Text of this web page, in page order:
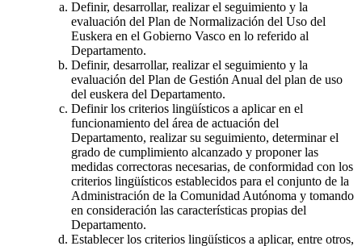
Definir, desarrollar, realizar el seguimiento y la
evaluación del Plan de Normalización del Uso del
Euskera en el Gobierno Vasco en lo referido al
Departamento.
Definir, desarrollar, realizar el seguimiento y la
evaluación del Plan de Gestión Anual del plan de uso
del euskera del Departamento.
Definir los criterios lingüísticos a aplicar en el
funcionamiento del área de actuación del
Departamento, realizar su seguimiento, determinar el
grado de cumplimiento alcanzado y proponer las
medidas correctoras necesarias, de conformidad con los
criterios lingüísticos establecidos para el conjunto de la
Administración de la Comunidad Autónoma y tomando
en consideración las características propias del
Departamento.
Establecer los criterios lingüísticos a aplicar, entre otros,